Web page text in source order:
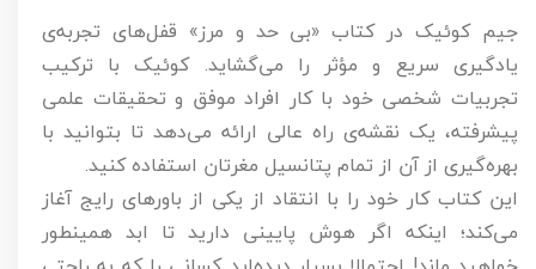
جیم کوئیک در کتاب «بی حد و مرز» قفل‌های تجربه‌ی
یادگیری سریع و مؤثر را می‌گشاید. کوئیک با ترکیب
تجربیات شخصی خود با کار افراد موفق و تحقیقات علمی
پیشرفته، یک نقشه‌ی راه عالی ارائه می‌دهد تا بتوانید با
بهره‌گیری از آن از تمام پتانسیل مغرتان استفاده کنید.
این کتاب کار خود را با انتقاد از یکی از باورهای رایج آغاز
می‌کند؛ اینکه اگر هوش پایینی دارید تا ابد همینطور